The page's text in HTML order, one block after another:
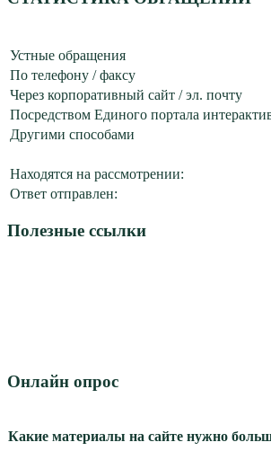
Устные обращения
По телефону / факсу
Через корпоративный сайт / эл. почту
Посредством Единого портала
Другими способами
Находятся на рассмотрении:
Ответ отправлен:
Полезные ссылки
Онлайн опрос
Какие материалы на сайте нужно